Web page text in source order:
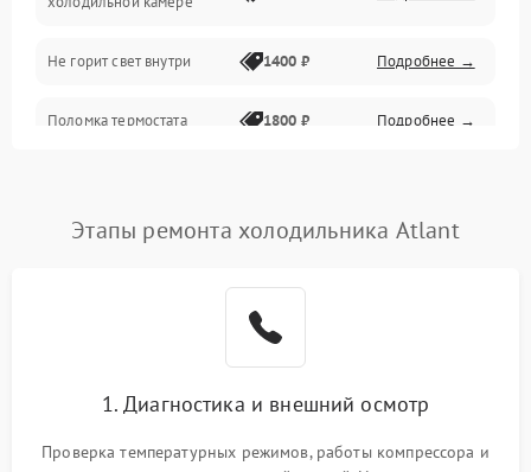
Не горит свет внутри 1400 ₽ Подробнее →
Поломка термостата 1800 ₽ Подробнее →
Поломка системы No Frost 2600 ₽ Подробнее →
работе
2000 ₽ Подробнее →
Этапы ремонта холодильника Atlant
1. Диагностика и внешний осмотр
Проверка температурных режимов, работы компрессора и